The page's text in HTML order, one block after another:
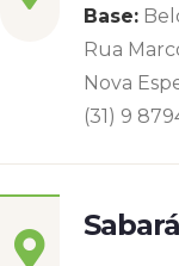
Base:
Rua
Nova
(31) 9